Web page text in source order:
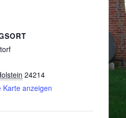
24214
Karte anzeigen